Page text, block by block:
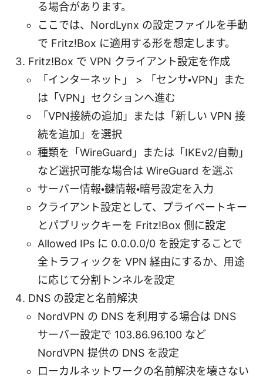
る場合があります。
ここでは、NordLynx の設定ファイルを手動
で Fritz!Box に適用する形を想定します。
Fritz!Box で VPN クライアント設定を作成
「インターネット」 > 「センサ・VPN」また
は「VPN」セクションへ進む
「VPN接続の追加」または「新しい VPN 接
続を追加」を選択
種類を「WireGuard」または「IKEv2/自動」
など選択可能な場合は WireGuard を選ぶ
サーバー情報・鍵情報・暗号設定を入力
クライアント設定として、プライベートキー
とパブリックキーを Fritz!Box 側に設定
Allowed IPs に 0.0.0.0/0 を設定することで
全トラフィックを VPN 経由にするか、用途
に応じて分割トンネルを設定
DNS の設定と名前解決
NordVPN の DNS を利用する場合は DNS
サーバー設定で 103.86.96.100 など
NordVPN 提供の DNS を設定
ローカルネットワークの名前解決を壊さない